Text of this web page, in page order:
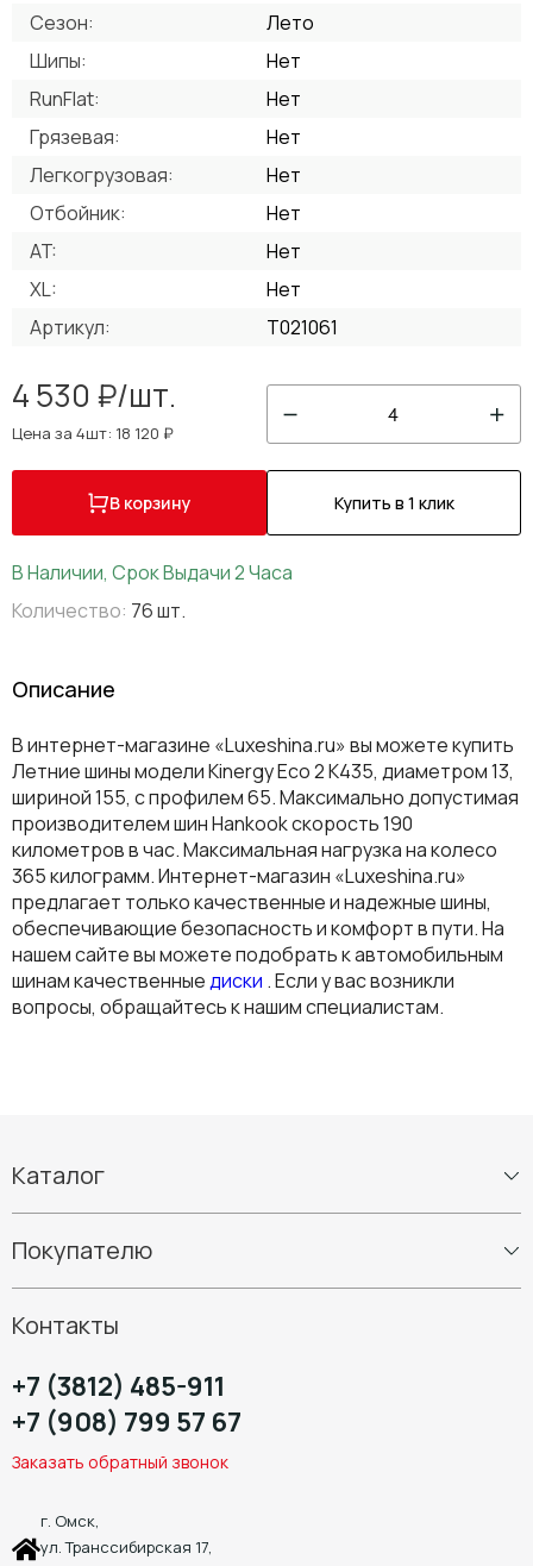
4 530 ₽/шт.
Цена за 4шт: 18 120 ₽
4
В корзину Купить в 1 клик
В Наличии, Срок Выдачи 2 Часа
Количество: 76 шт.
Сезон:
Лето
Шипы:
Нет
RunFlat:
Нет
Грязевая:
Нет
Легкогрузовая:
Нет
Отбойник:
Нет
AT:
Нет
XL:
Нет
Артикул:
T021061
Описание
В интернет-магазине «Luxeshina.ru» вы можете купить
Летние шины модели Kinergy Eco 2 K435, диаметром 13,
шириной 155, с профилем 65. Максимально допустимая
производителем шин Hankook скорость 190
километров в час. Максимальная нагрузка на колесо
365 килограмм. Интернет-магазин «Luxeshina.ru»
предлагает только качественные и надежные шины,
обеспечивающие безопасность и комфорт в пути. На
нашем сайте вы можете подобрать к автомобильным
шинам качественныедиски . Если у вас возникли
вопросы, обращайтесь к нашим специалистам.
Каталог
Диски
Шиномонтаж
Покупателю
Контакты
+7 (3812) 485-911
+7 (908) 799 57 67
Заказать обратный звонок
г. Омск,
ул. Транссибирская 17,